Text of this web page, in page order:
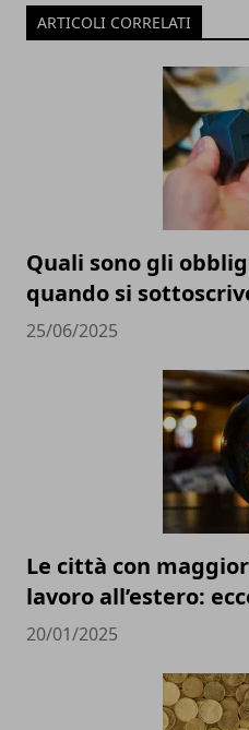
ARTICOLI CORRELATI
Quali sono gli
quando si
25/06/2025
Le città con
lavoro all’estero:
20/01/2025